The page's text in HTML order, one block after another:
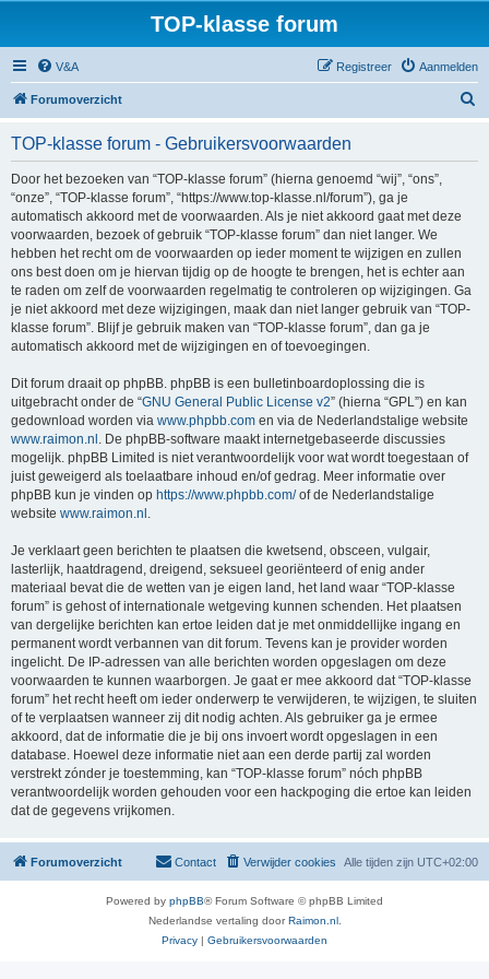
TOP-klasse forum
V&A Aanmelden
Registreer
Forumoverzicht
TOP-klasse forum - Gebruikersvoorwaarden
Door het bezoeken van “TOP-klasse forum” (hierna genoemd “wij”, “ons”,
“onze”, “TOP-klasse forum”, “https://www.top-klasse.nl/forum”), ga je
automatisch akkoord met de voorwaarden. Als je niet akkoord gaat met deze
voorwaarden, bezoek of gebruik “TOP-klasse forum” dan niet langer. We
hebben het recht om de voorwaarden op ieder moment te wijzigen en zullen
ons best doen om je hiervan tijdig op de hoogte te brengen, het is echter aan
te raden om zelf de voorwaarden regelmatig te controleren op wijzigingen. Ga
je niet akkoord met deze wijzigingen, maak dan niet langer gebruik van “TOP-
klasse forum”. Blijf je gebruik maken van “TOP-klasse forum”, dan ga je
automatisch akkoord met de wijzigingen en of toevoegingen.
Dit forum draait op phpBB. phpBB is een bulletinboardoplossing die is
uitgebracht onder de “GNU General Public License v2” (hierna “GPL”) en kan
gedownload worden via www.phpbb.com en via de Nederlandstalige website
www.raimon.nl . De phpBB-software maakt internetgebaseerde discussies
mogelijk. phpBB Limited is niet verantwoordelijk voor wat wordt toegestaan of
juist geweigerd als toelaatbare inhoud en/of gedrag. Meer informatie over
phpBB kun je vinden op https://www.phpbb.com/of de Nederlandstalige
website www.raimon.nl .
Je verklaart geen berichten te plaatsen die kwetsend, obsceen, vulgair,
lasterlijk, haatdragend, dreigend, seksueel georiënteerd of enig ander
materiaal bevat die de wetten van je eigen land, het land waar “TOP-klasse
forum” is gehost of internationale wetgeving kunnen schenden. Het plaatsen
van dergelijke berichten kan ertoe leiden dat je met onmiddellijke ingang en
permanent wordt verbannen van dit forum. Tevens kan je provider worden
ingelicht. De IP-adressen van alle berichten worden opgeslagen om deze
voorwaarden te kunnen waarborgen. Je gaat er mee akkoord dat “TOP-klasse
forum” het recht heeft om ieder onderwerp te verwijderen, te wijzigen, te sluiten
of te verplaatsen wanneer zij dit nodig achten. Als gebruiker ga je ermee
akkoord, dat de informatie die je bij ons invoert wordt opgeslagen in een
database. Hoewel deze informatie niet aan een derde partij zal worden
verstrekt zónder je toestemming, kan “TOP-klasse forum” nóch phpBB
verantwoordelijk worden gehouden voor een hackpoging die ertoe kan leiden
dat de gegevens vrijkomen.
Forumoverzicht Alle tijden zijn UTC+02:00
Verwijder cookies
Contact
Powered by phpBB® Forum Software © phpBB Limited
Nederlandse vertaling doorRaimon.nl.
Privacy | Gebruikersvoorwaarden